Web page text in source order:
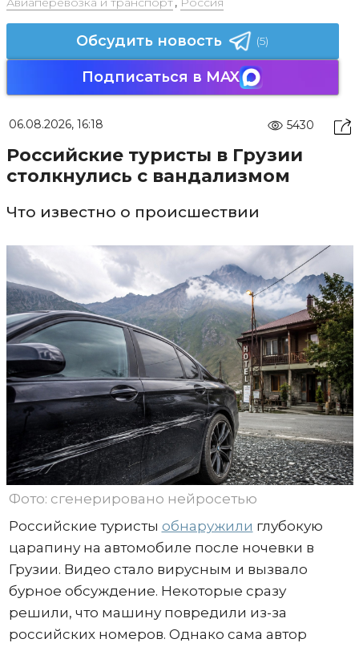
Обсудить новость (5)
Подписаться в MAX
06.08.2026, 16:18 5430
Российские туристы в Грузии
столкнулись с вандализмом
Что известно о происшествии
Фото: сгенерировано нейросетью
Российские туристы обнаружили глубокую
царапину на автомобиле после ночевки в
Грузии. Видео стало вирусным и вызвало
бурное обсуждение. Некоторые сразу
решили, что машину повредили из-за
российских номеров. Однако сама автор